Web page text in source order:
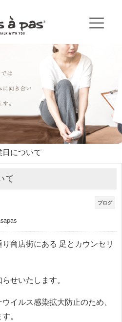
について
て
ブログ
商店街にある 足とカウンセリ
せいたします。
イルス感染拡大防止のため、
。